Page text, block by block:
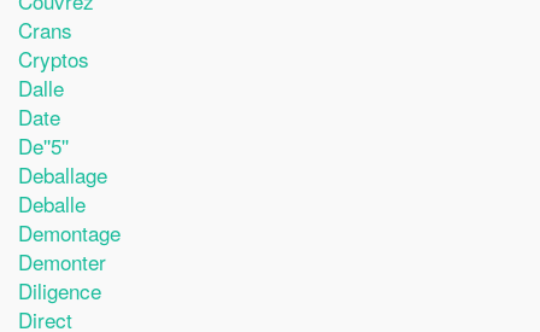
Crans
Cryptos
Dalle
Date
De''5''
Deballage
Deballe
Demontage
Demonter
Diligence
Direct